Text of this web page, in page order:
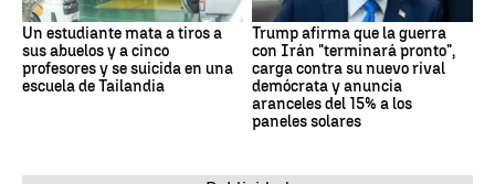
Un estudiante mata a tiros a
sus abuelos y a cinco
profesores y se suicida en una
escuela de Tailandia
Trump afirma que la guerra
con Irán "terminará pronto",
carga contra su nuevo rival
demócrata y anuncia
aranceles del 15% a los
paneles solares